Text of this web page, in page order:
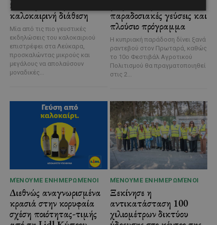
food, μουσική και
καλοκαιρινή διάθεση
Μία από τις πιο γευστικές
εκδηλώσεις του καλοκαιριού
επιστρέφει στα Λεύκαρα,
προσκαλώντας μικρούς και
μεγάλους να απολαύσουν
μοναδικές...
παραδοσιακές γεύσεις και
πλούσιο πρόγραμμα
Η κυπριακή παράδοση δίνει ξανά
ραντεβού στον Πρωταρά, καθώς
το 10ο Φεστιβάλ Αγροτικού
Πολιτισμού θα πραγματοποιηθεί
στις 2...
ΜΈΝΟΥΜΕ ΕΝΗΜΕΡΩΜΈΝΟΙ
Διεθνώς αναγνωρισμένα
κρασιά στην κορυφαία
σχέση ποιότητας-τιμής
ΜΈΝΟΥΜΕ ΕΝΗΜΕΡΩΜΈΝΟΙ
Ξεκίνησε η
αντικατάσταση 100
χιλιομέτρων δικτύου